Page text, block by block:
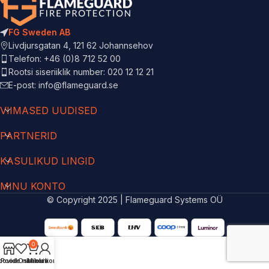
FG Sweden AB
Livdjursgatan 4, 121 62 Johannsehov
Telefon: +46 (0)8 712 52 00
Rootsi siseriiklik number: 020 12 12 21
E-post: info@flameguard.se
VIIMASED UUDISED
PARTNERID
KASULIKUD LINGID
MINU KONTO
© Copyright 2025 | Flameguard Systems OÜ
Pood nimekiri
0
Ostukorv
Minu konto